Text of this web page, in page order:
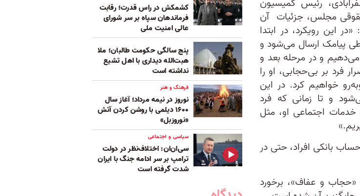
رئیس کمیسیون
مجلس، جزئیات آن
«در این رویکرد، در ابتدا
پیامک ارسال می‌شود و
می‌دهیم و در مرحله بعد و
فرد بر بی‌حجابی، او را
خواهیم کرد. در این
و تا زمانی که فرد
اجتماعی او، مثل
بانکی افراد، حتی در
و عفاف»، برخورد
کشمکش در راس قدرت؛ رقابت
فرماندهان سپاه بر سر شورای
عالی امنیت ملی
پنج‌ سالگی حکومت طالبان؛ ملا
هبت‌الله دیداری با اهل تشیع
نداشته است
فرهنگ و هنر
نوروز در نیمه مرداد؛ آغاز سال
۱۶۰۰ دیلمی با روشن کردن آتش
«نوروزبل»
سیاسی و اجتماعی
سی‌ان‌ان: اختلاف‌نظر در دولت
ترامپ بر سر ادامه جنگ با ایران
شدت گرفته است